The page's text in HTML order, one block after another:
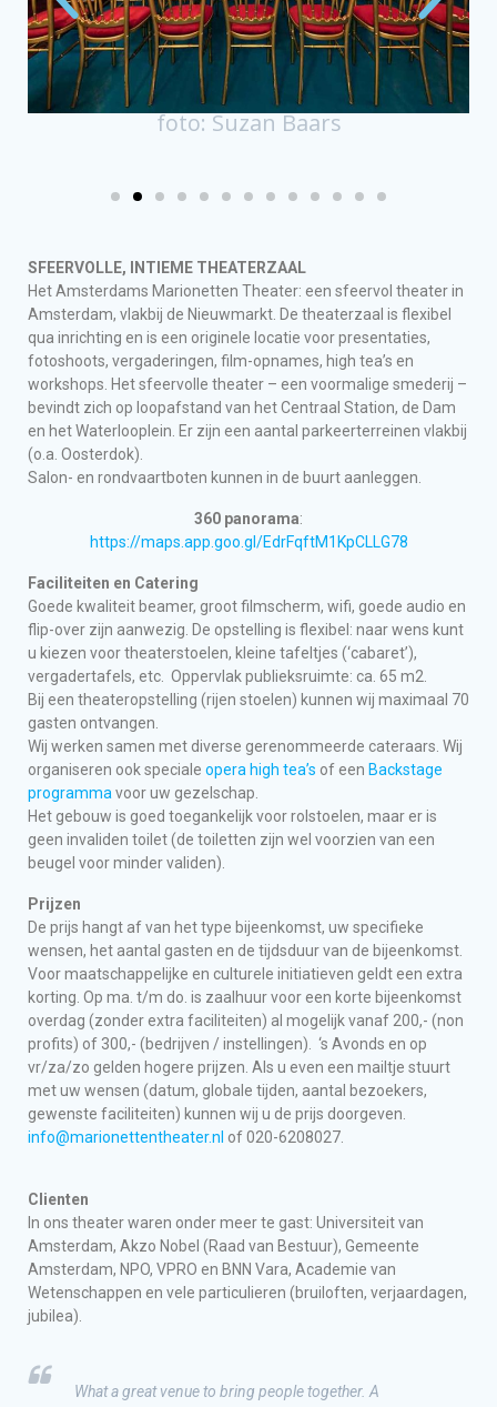
foto: Suzan Baars
SFEERVOLLE, INTIEME THEATERZAAL
Het Amsterdams Marionetten Theater: een sfeervol theater in
Amsterdam, vlakbij de Nieuwmarkt. De theaterzaal is flexibel
qua inrichting en is een originele locatie voor presentaties,
fotoshoots, vergaderingen, film-opnames, high tea’s en
workshops. Het sfeervolle theater – een voormalige smederij –
bevindt zich op loopafstand van het Centraal Station, de Dam
en het Waterlooplein. Er zijn een aantal parkeerterreinen vlakbij
(o.a. Oosterdok).
Salon- en rondvaartboten kunnen in de buurt aanleggen.
360 panorama:
https://maps.app.goo.gl/EdrFqftM1KpCLLG78
Faciliteiten en Catering
Goede kwaliteit beamer, groot filmscherm, wifi, goede audio en
flip-over zijn aanwezig. De opstelling is flexibel: naar wens kunt
u kiezen voor theaterstoelen, kleine tafeltjes (‘cabaret’),
vergadertafels, etc. Oppervlak publieksruimte: ca. 65 m2.
Bij een theateropstelling (rijen stoelen) kunnen wij maximaal 70
gasten ontvangen.
Wij werken samen met diverse gerenommeerde cateraars. Wij
organiseren ook speciale opera high tea’s of een Backstage
programma voor uw gezelschap.
Het gebouw is goed toegankelijk voor rolstoelen, maar er is
geen invaliden toilet (de toiletten zijn wel voorzien van een
beugel voor minder validen).
Prijzen
De prijs hangt af van het type bijeenkomst, uw specifieke
wensen, het aantal gasten en de tijdsduur van de bijeenkomst.
Voor maatschappelijke en culturele initiatieven geldt een extra
korting. Op ma. t/m do. is zaalhuur voor een korte bijeenkomst
overdag (zonder extra faciliteiten) al mogelijk vanaf 200,- (non
profits) of 300,- (bedrijven / instellingen). ‘s Avonds en op
vr/za/zo gelden hogere prijzen. Als u even een mailtje stuurt
met uw wensen (datum, globale tijden, aantal bezoekers,
gewenste faciliteiten) kunnen wij u de prijs doorgeven.
info@marionettentheater.nl of 020-6208027.
Clienten
In ons theater waren onder meer te gast: Universiteit van
Amsterdam, Akzo Nobel (Raad van Bestuur), Gemeente
Amsterdam, NPO, VPRO en BNN Vara, Academie van
Wetenschappen en vele particulieren (bruiloften, verjaardagen,
jubilea).
What a great venue to bring people together. A